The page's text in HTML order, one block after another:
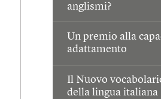
anglismi?
Un premio alla
adattamento
Il Nuovo
della lingua italiana